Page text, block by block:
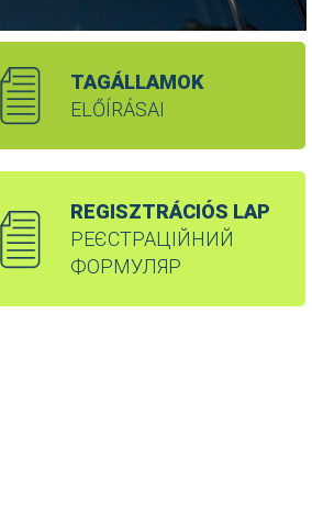
TAGÁLLAMOK
ELŐÍRÁSAI
REGISZTRÁCIÓS LAP
РЕЄСТРАЦІЙНИЙ
ФОРМУЛЯР